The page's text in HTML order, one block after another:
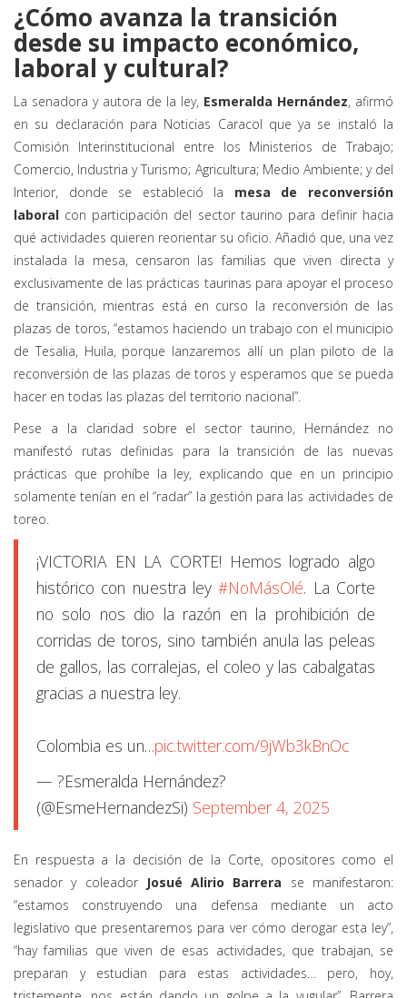
¿Cómo avanza la transición
desde su impacto económico,
laboral y cultural?
La senadora y autora de la ley, Esmeralda Hernández, afirmó
en su declaración para Noticias Caracol que ya se instaló la
Comisión Interinstitucional entre los Ministerios de Trabajo;
Comercio, Industria y Turismo; Agricultura; Medio Ambiente; y del
Interior, donde se estableció la mesa de reconversión
laboral con participación del sector taurino para definir hacia
qué actividades quieren reorientar su oficio. Añadió que, una vez
instalada la mesa, censaron las familias que viven directa y
exclusivamente de las prácticas taurinas para apoyar el proceso
de transición, mientras está en curso la reconversión de las
plazas de toros, “estamos haciendo un trabajo con el municipio
de Tesalia, Huila, porque lanzaremos allí un plan piloto de la
reconversión de las plazas de toros y esperamos que se pueda
hacer en todas las plazas del territorio nacional”.
Pese a la claridad sobre el sector taurino, Hernández no
manifestó rutas definidas para la transición de las nuevas
prácticas que prohíbe la ley, explicando que en un principio
solamente tenían en el “radar” la gestión para las actividades de
toreo.
¡VICTORIA EN LA CORTE! Hemos logrado algo
histórico con nuestra ley#NoMásOlé. La Corte
no solo nos dio la razón en la prohibición de
corridas de toros, sino también anula las peleas
de gallos, las corralejas, el coleo y las cabalgatas
gracias a nuestra ley.
Colombia es un…pic.twitter.com/9jWb3kBnOc
— ?Esmeralda Hernández?
(@EsmeHernandezSi) September 4, 2025
En respuesta a la decisión de la Corte, opositores como el
senador y coleador Josué Alirio Barrera se manifestaron:
“estamos construyendo una defensa mediante un acto
legislativo que presentaremos para ver cómo derogar esta ley”,
“hay familias que viven de esas actividades, que trabajan, se
preparan y estudian para estas actividades… pero, hoy,